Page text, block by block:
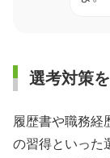
選考対策
履歴書や職務経
の習得といった